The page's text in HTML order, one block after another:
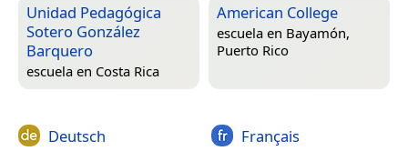
Unidad Pedagógica
Sotero González
Barquero
escuela en Costa Rica
American College
escuela en Bayamón,
Puerto Rico
Deutsch Français